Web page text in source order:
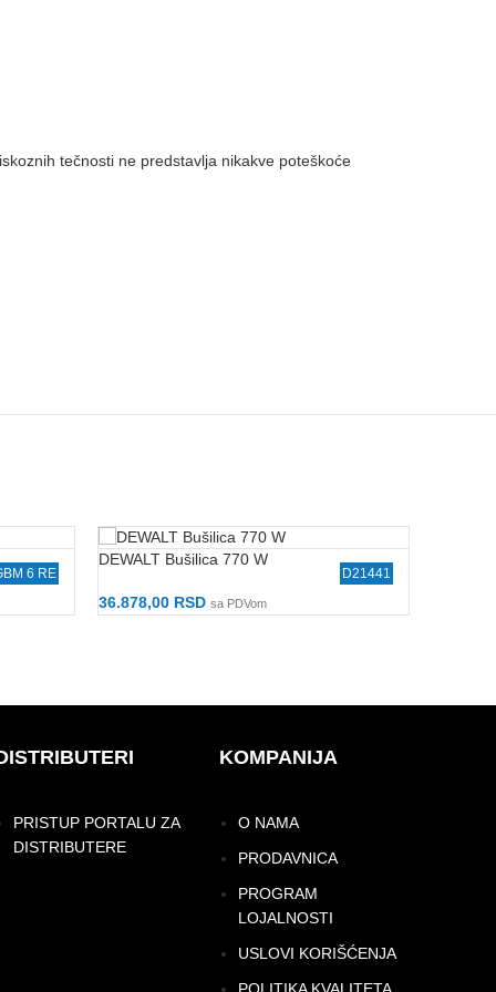
tečnosti ne predstavlja nikakve poteškoće
6 RE
DEWALT Bušilica 770 W
36.878,00 RSD sa PDVom
D21441
PRISTUP PORTALU ZA
DISTRIBUTERE
KOMPANIJA
O NAMA
PRODAVNICA
PROGRAM
LOJALNOSTI
USLOVI KORIŠĆENJA